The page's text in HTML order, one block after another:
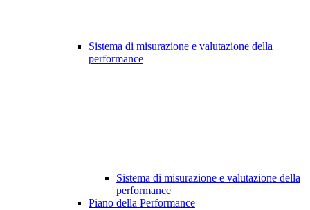
Sistema di misurazione e valutazione della
performance
Sistema di misurazione e valutazione della
performance
Piano della Performance